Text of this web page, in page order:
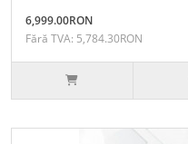
6,999.00RON
Fără TVA: 5,784.30RON